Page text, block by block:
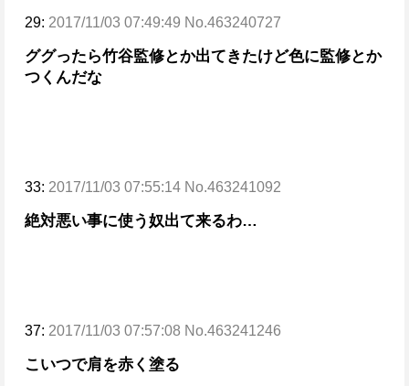
29: 2017/11/03 07:49:49 No.463240727
ググったら竹谷監修とか出てきたけど色に監修とか
つくんだな
33: 2017/11/03 07:55:14 No.463241092
絶対悪い事に使う奴出て来るわ…
37: 2017/11/03 07:57:08 No.463241246
こいつで肩を赤く塗る